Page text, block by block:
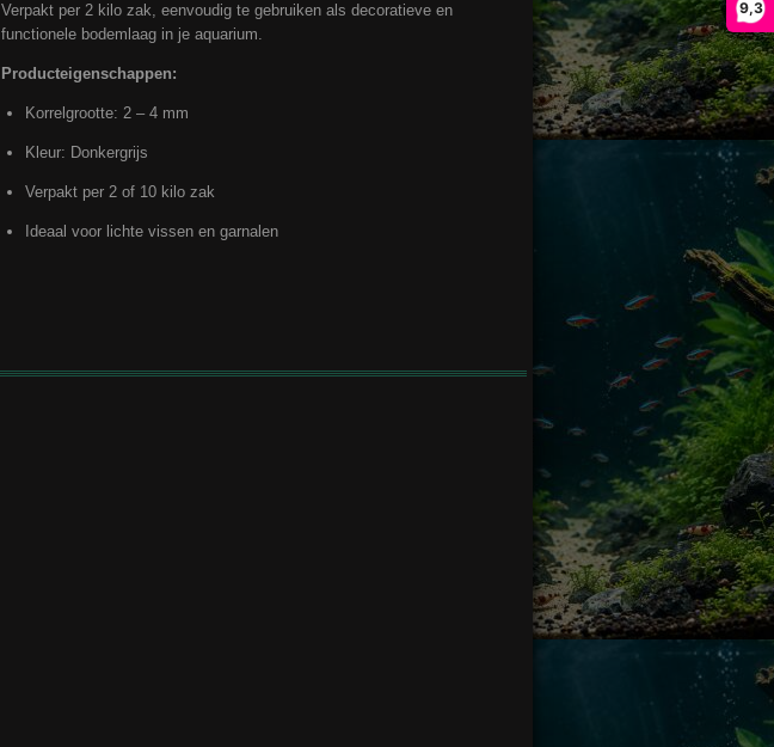
9,3
Verpakt per 2 kilo zak, eenvoudig te gebruiken als decoratieve en
functionele bodemlaag in je aquarium.
Producteigenschappen:
Korrelgrootte: 2 – 4 mm
Kleur: Donkergrijs
Verpakt per 2 of 10 kilo zak
Ideaal voor lichte vissen en garnalen